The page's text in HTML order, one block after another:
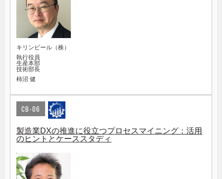
キリンビール（株）
執行役員
生産本部
技術部長
柿沼 健
CB-06
製造業DXの推進に役立つプロセスマイニング：活用
のヒントとケーススタディ